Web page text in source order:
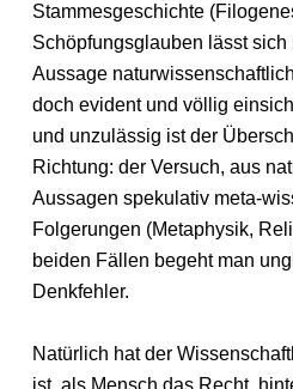
Stammesgeschichte
Schöpfungsglauben lässt
Aussage
doch evident und völlig
und unzulässig ist der
Richtung: der Versuch, aus
Aussagen spekulativ meta-
Folgerungen (Metaphysik,
beiden Fällen begeht man
Denkfehler.
Natürlich hat der
ist, als Mensch das Recht,